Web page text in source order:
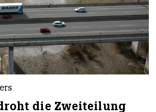
die Zweiteilung